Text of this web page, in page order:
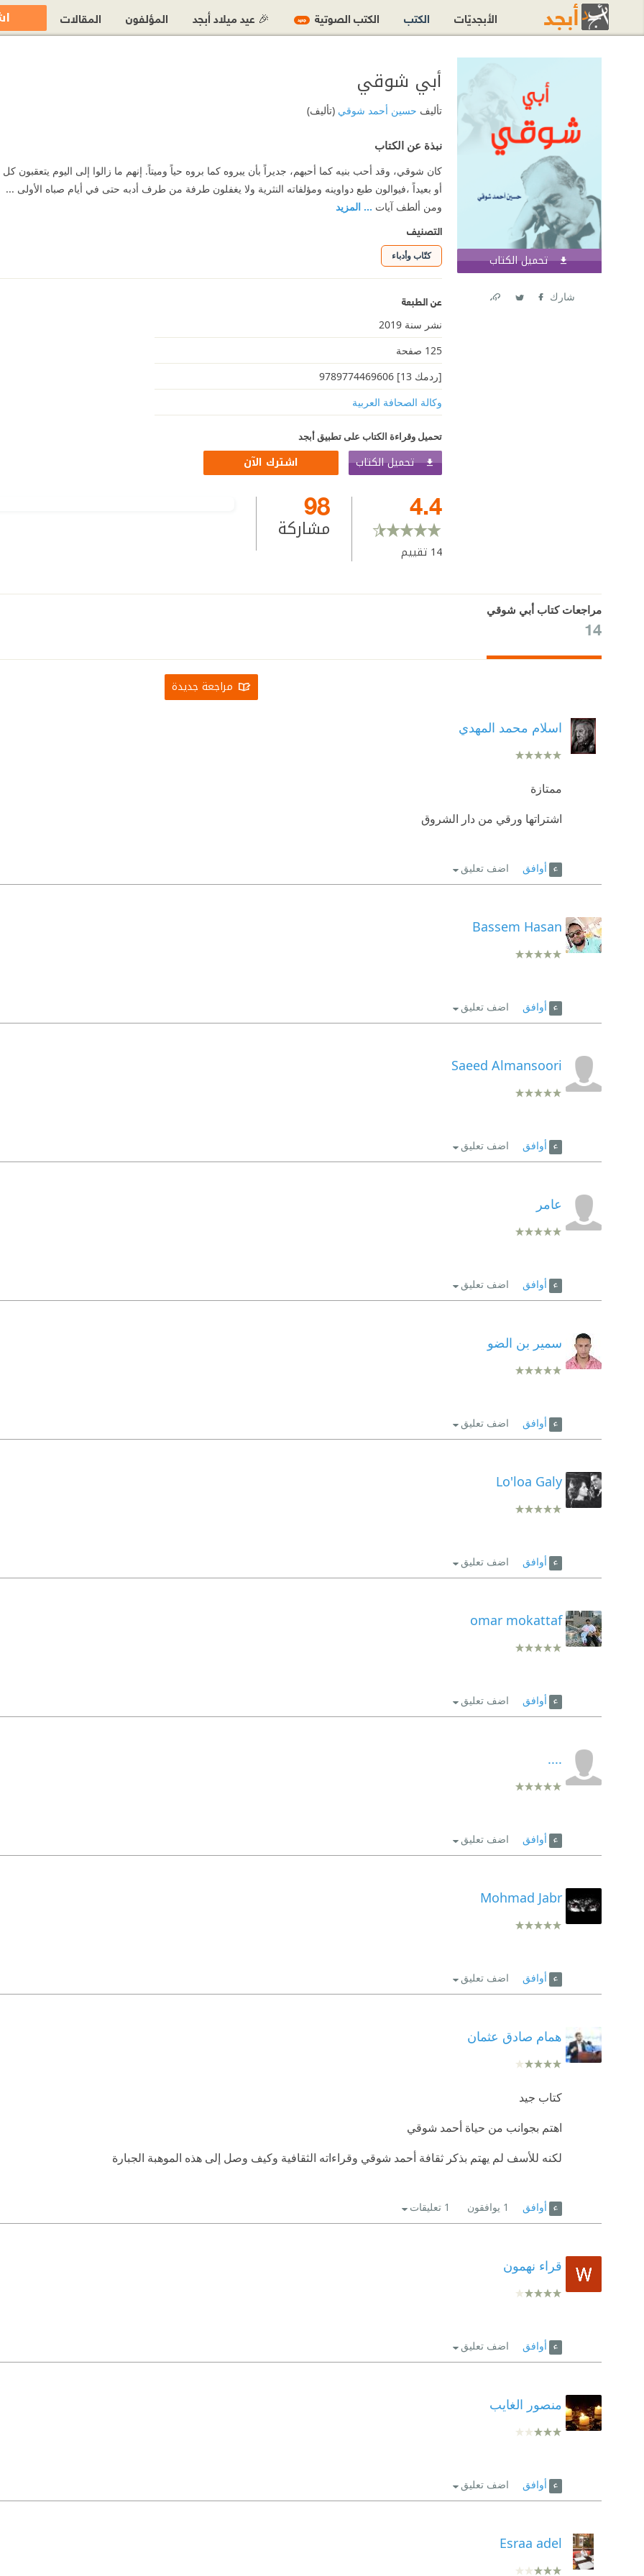
تحميل الكتاب اشترك الآن
شارك
أبي شوقي
تأليف حسين أحمد شوقي(تأليف)
نبذة عن الكتاب
كان شوقي، وقد أحب بنيه كما أحبهم، جديراً بأن يبروه كما بروه حياً وميتاً. إنهم ما زالوا إلى اليوم يتعقبون كل
أو بعيداً ،فيوالون طبع دواوينه ومؤلفاته النثرية ولا يغفلون طرفة من طرف أدبه حتى في أيام صباه الأولى ...
ومن ألطف آيات ... المزيد
التصنيف
كتّاب وأدباء
عن الطبعة
نشر سنة 2019
125 صفحة
[ردمك 13] 9789774469606
وكالة الصحافة العربية
تحميل وقراءة الكتاب على تطبيق أبجد
تحميل الكتاب اشترك الآن
4.4
14 تقييم
98
مشاركة
مراجعات كتاب أبي شوقي
14
مراجعة جديدة
اسلام محمد المهدي
ممتازة
اشتراتها ورقي من دار الشروق
أوافق اضف تعليق
Bassem Hasan
أوافق اضف تعليق
Saeed Almansoori
أوافق اضف تعليق
عامر
أوافق اضف تعليق
سمير بن الضو
أوافق اضف تعليق
Lo'loa Galy
أوافق اضف تعليق
omar mokattaf
أوافق اضف تعليق
....
أوافق اضف تعليق
Mohmad Jabr
أوافق اضف تعليق
همام صادق عثمان
كتاب جيد
اهتم بجوانب من حياة أحمد شوقي
لكنه للأسف لم يهتم بذكر ثقافة أحمد شوقي وقراءاته الثقافية وكيف وصل إلى هذه الموهبة الجبارة
أوافق 1 يوافقون 1 تعليقات
قراء نهمون
أوافق اضف تعليق
منصور الغايب
أوافق اضف تعليق
Esraa adel
الأبجديّات الكتب الكتب الصوتية جديد 🎉 عيد ميلاد أبجد المؤلفون المقالات